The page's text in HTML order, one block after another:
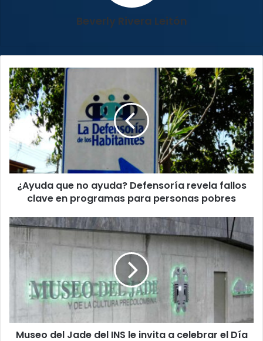
Beverly Rivera Leitón
¿Ayuda
que
no
ayuda?
Defensoría
fallos
clave
en
programas
pobres
¿Ayuda que no ayuda? Defensoría revela fallos
clave en programas para personas pobres
Museo
del
Jade
del
celebrar
Museo del Jade del INS le invita a celebrar el Día